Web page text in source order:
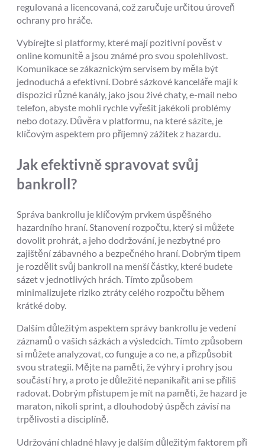
regulovaná a licencovaná, což zaručuje určitou úroveň
ochrany pro hráče.
Vybírejte si platformy, které mají pozitivní pověst v
online komunitě a jsou známé pro svou spolehlivost.
Komunikace se zákaznickým servisem by měla být
jednoduchá a efektivní. Dobré sázkové kanceláře mají k
dispozici různé kanály, jako jsou živé chaty, e-mail nebo
telefon, abyste mohli rychle vyřešit jakékoli problémy
nebo dotazy. Důvěra v platformu, na které sázíte, je
klíčovým aspektem pro příjemný zážitek z hazardu.
Jak efektivně spravovat svůj
bankroll?
Správa bankrollu je klíčovým prvkem úspěšného
hazardního hraní. Stanovení rozpočtu, který si můžete
dovolit prohrát, a jeho dodržování, je nezbytné pro
zajištění zábavného a bezpečného hraní. Dobrým tipem
je rozdělit svůj bankroll na menší částky, které budete
sázet v jednotlivých hrách. Tímto způsobem
minimalizujete riziko ztráty celého rozpočtu během
krátké doby.
Dalším důležitým aspektem správy bankrollu je vedení
záznamů o vašich sázkách a výsledcích. Tímto způsobem
si můžete analyzovat, co funguje a co ne, a přizpůsobit
svou strategii. Mějte na paměti, že výhry i prohry jsou
součástí hry, a proto je důležité nepanikařit ani se příliš
radovat. Dobrým přístupem je mít na paměti, že hazard je
maraton, nikoli sprint, a dlouhodobý úspěch závisí na
trpělivosti a disciplíně.
Udržování chladné hlavy je dalším důležitým faktorem při